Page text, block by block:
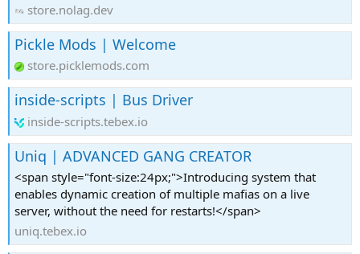
store.nolag.dev
Pickle Mods | Welcome
store.picklemods.com
inside-scripts | Bus Driver
inside-scripts.tebex.io
Uniq | ADVANCED GANG CREATOR
<span style="font-size:24px;">Introducing system that
enables dynamic creation of multiple mafias on a live
server, without the need for restarts!</span>
uniq.tebex.io